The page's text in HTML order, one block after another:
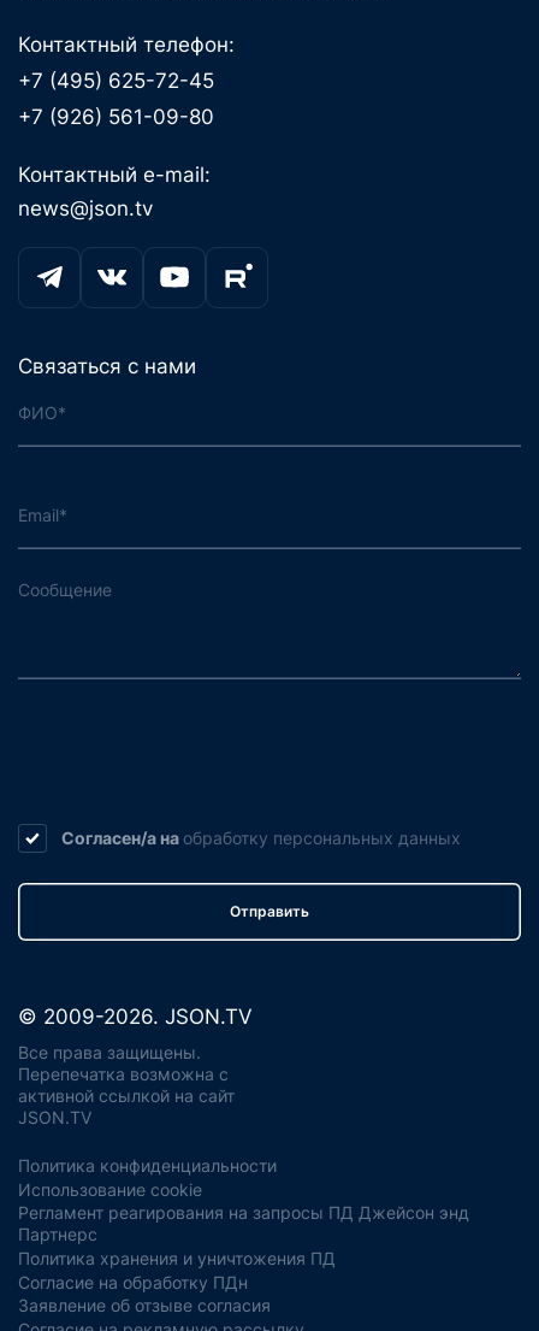
Контактный телефон:
+7 (495) 625-72-45
+7 (926) 561-09-80
Контактный e-mail:
news@json.tv
Связаться с нами
Согласен/а на обработку персональных данных
Отправить
© 2009-2026. JSON.TV
Все права защищены.
Перепечатка возможна с
активной ссылкой на сайт
JSON.TV
Политика конфиденциальности
Использование cookie
Регламент реагирования на запросы ПД Джейсон энд
Партнерс
Политика хранения и уничтожения ПД
Согласие на обработку ПДн
Заявление об отзыве согласия